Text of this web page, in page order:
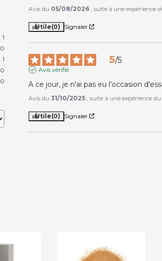
1
0
1
0
0
Avis du 05/08/2026 , suite à une expérience
Utile(0) Signaler
5/5
Avis vérifié
A ce jour, je n'ai pas eu l'occasion
Avis du 31/10/2025 , suite à une expérience du
Utile(0) Signaler